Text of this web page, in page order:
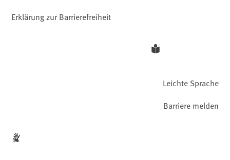
Erklärung zur Barrierefreiheit
Leichte Sprache
Barriere melden